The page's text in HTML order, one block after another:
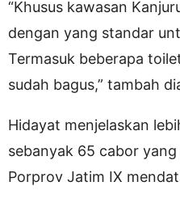
“Khusus kawasan
dengan yang standar
Termasuk beberapa
sudah bagus,” tambah
Hidayat menjelaskan
sebanyak 65 cabor
Porprov Jatim IX